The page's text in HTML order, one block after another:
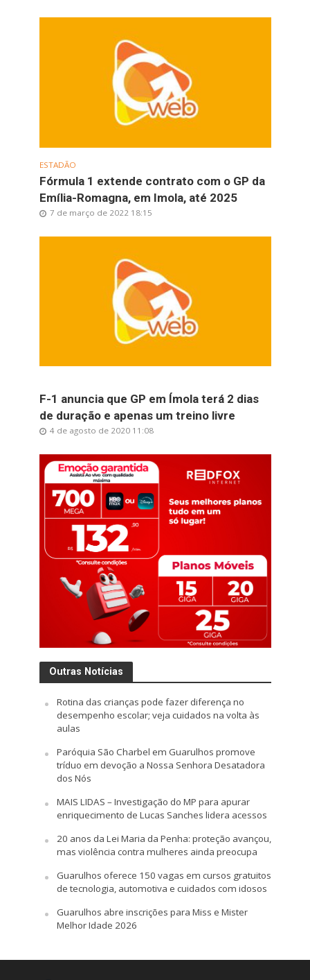
ESTADÃO
Fórmula 1 extende contrato com o GP da
Emília-Romagna, em Imola, até 2025
7 de março de 2022 18:15
F-1 anuncia que GP em Ímola terá 2 dias
de duração e apenas um treino livre
4 de agosto de 2020 11:08
Outras Notícias
Rotina das crianças pode fazer diferença no
desempenho escolar; veja cuidados na volta às
aulas
Paróquia São Charbel em Guarulhos promove
tríduo em devoção a Nossa Senhora Desatadora
dos Nós
MAIS LIDAS – Investigação do MP para apurar
enriquecimento de Lucas Sanches lidera acessos
20 anos da Lei Maria da Penha: proteção avançou,
mas violência contra mulheres ainda preocupa
Guarulhos oferece 150 vagas em cursos gratuitos
de tecnologia, automotiva e cuidados com idosos
Guarulhos abre inscrições para Miss e Mister
Melhor Idade 2026